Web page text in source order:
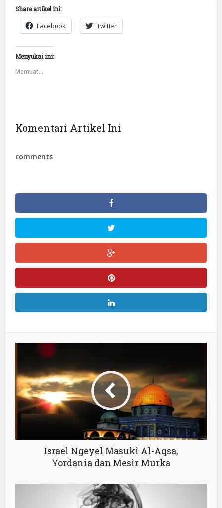
Share artikel ini:
Facebook Twitter
Menyukai ini:
Memuat...
Komentari Artikel Ini
comments
Israel Ngeyel Masuki Al-Aqsa,
Yordania dan Mesir Murka